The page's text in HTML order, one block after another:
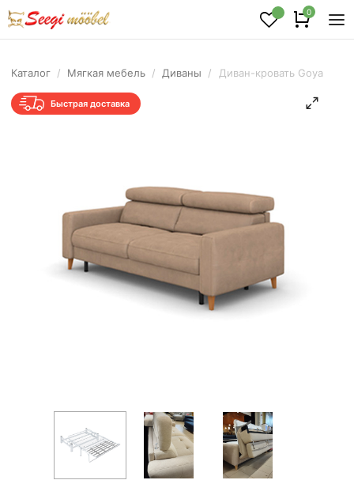
0
Каталог / Мягкая мебель / Диваны / Диван-кровать Goya
Быстрая доставка